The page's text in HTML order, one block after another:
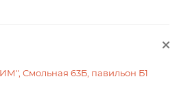
Смольная 63Б, павильон Б1